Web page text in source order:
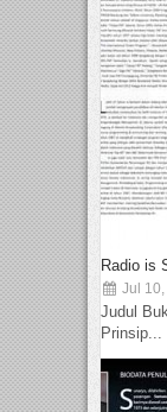
Radio is
Jul
Judul
Prinsip...